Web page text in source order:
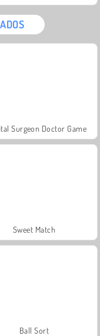
Surgeon Doctor Game
Sweet Match
Ball Sort